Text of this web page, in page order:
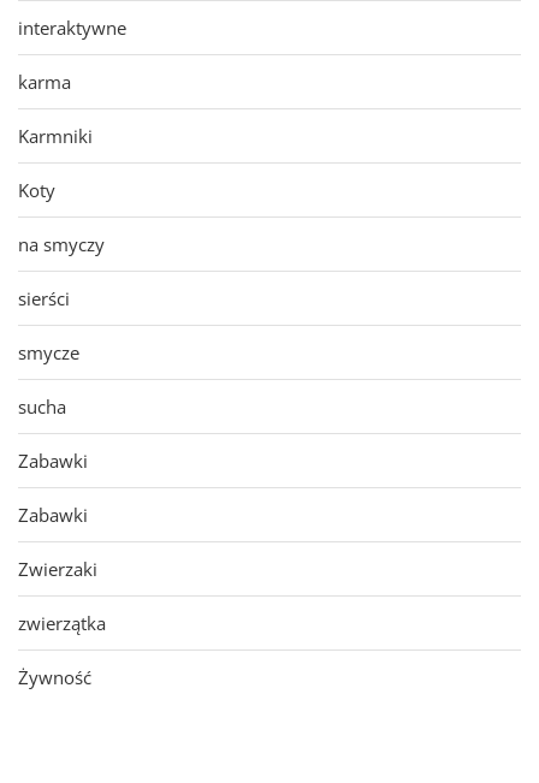
interaktywne
karma
Karmniki
Koty
na smyczy
sierści
smycze
sucha
Zabawki
Zabawki
Zwierzaki
zwierzątka
Żywność